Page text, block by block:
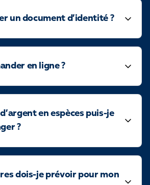
un document d’identité ?
en ligne ?
en espèces puis-je
?
dois-je prévoir pour mon